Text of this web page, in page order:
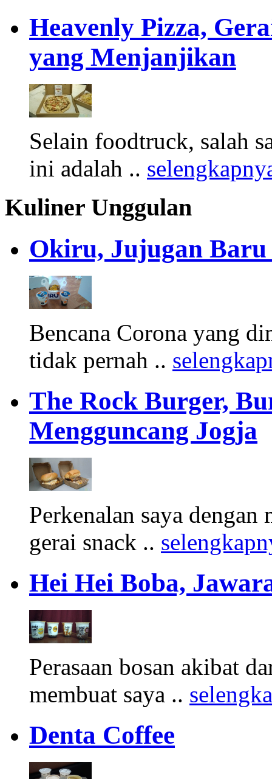
Heavenly Pizza,
yang Menjanjikan
Selain foodtruck, salah
ini adalah ..
Kuliner Unggulan
Okiru, Jujugan Baru
Bencana Corona yang
tidak pernah ..
The Rock Burger,
Mengguncang Jogja
Perkenalan saya
gerai snack ..
Hei Hei Boba,
Perasaan bosan akibat
membuat saya ..
Denta Coffee